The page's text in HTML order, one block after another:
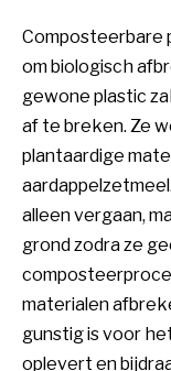
Composteerbare
om biologisch
gewone plastic
af te breken. Ze
plantaardige
alleen vergaan,
grond zodra ze
materialen
gunstig is voor
oplevert en